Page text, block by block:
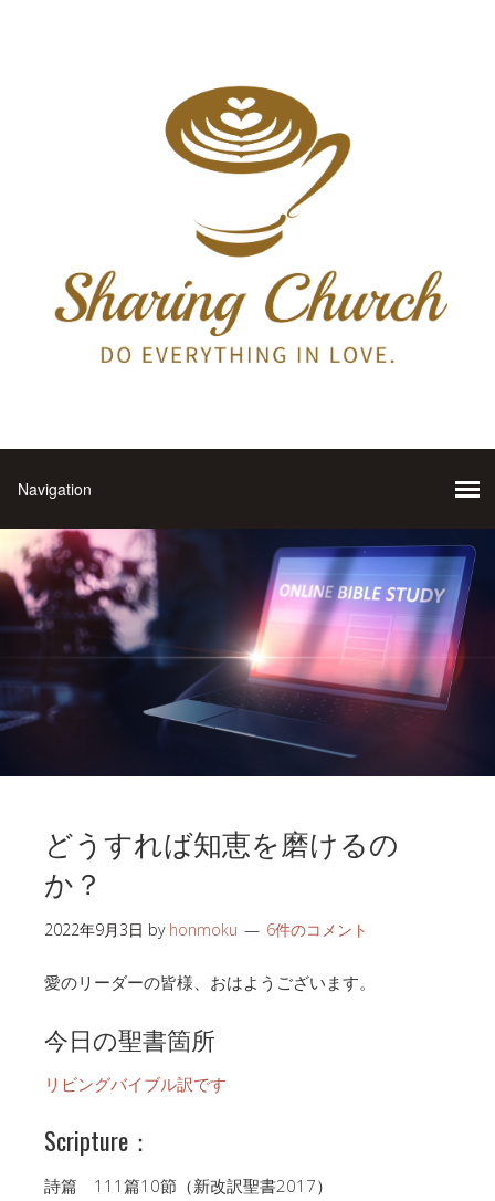
どうすれば知恵を磨けるの
か？
2022年9月3日 by honmoku 6件のコメント
愛のリーダーの皆様、おはようございます。
今日の聖書箇所
リビングバイブル訳です
Scripture：
詩篇 111篇10節（新改訳聖書2017）